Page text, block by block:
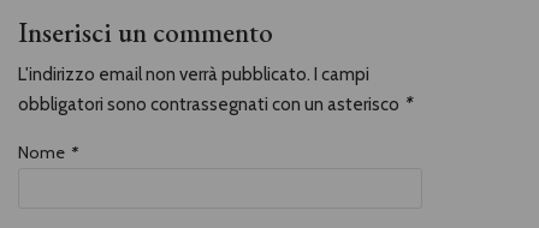
Inserisci un commento
L'indirizzo email non verrà pubblicato. I campi
obbligatori sono contrassegnati con un asterisco *
Nome *